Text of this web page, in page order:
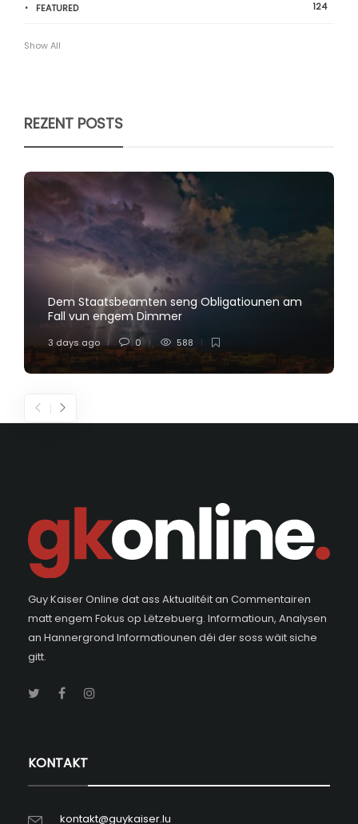
FEATURED 124
Show All
REZENT POSTS
Dem Staatsbeamten seng Obligatiounen am
Fall vun engem Dimmer
3 days ago 0 588
Guy Kaiser Online dat ass Aktualitéit an Commentairen
matt engem Fokus op Lëtzebuerg. Informatioun, Analysen
an Hannergrond Informatiounen déi der soss wäit siche
gitt.
KONTAKT
kontakt@guykaiser.lu